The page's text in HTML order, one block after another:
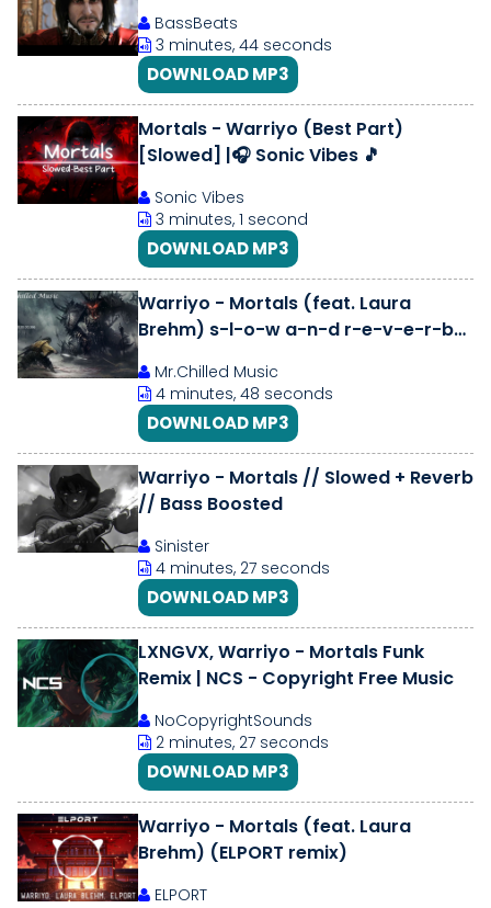
BassBeats
3 minutes, 44 seconds
DOWNLOAD MP3
Mortals - Warriyo (Best Part)
[Slowed] |🎧 Sonic Vibes 🎵
Sonic Vibes
3 minutes, 1 second
DOWNLOAD MP3
Warriyo - Mortals (feat. Laura
Brehm) s-l-o-w a-n-d r-e-v-e-r-b
Mr.Chilled Music
4 minutes, 48 seconds
DOWNLOAD MP3
Warriyo - Mortals // Slowed + Reverb
// Bass Boosted
Sinister
4 minutes, 27 seconds
DOWNLOAD MP3
LXNGVX, Warriyo - Mortals Funk
Remix | NCS - Copyright Free Music
NoCopyrightSounds
2 minutes, 27 seconds
DOWNLOAD MP3
Warriyo - Mortals (feat. Laura
Brehm) (ELPORT remix)
ELPORT